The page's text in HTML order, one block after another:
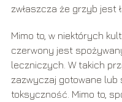
zwłaszcza że grzyb jest
Mimo to, w niektórych
czerwony jest
leczniczych. W takich
zazwyczaj gotowane lub
toksyczność. Mimo to,